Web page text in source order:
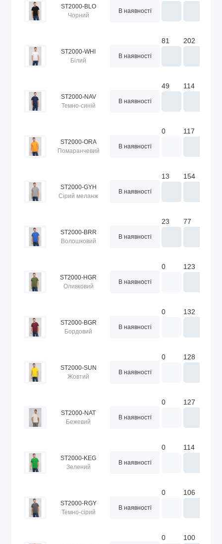
ST2000-BLO
Чорний
В наявності
ST2000-WHI
Білий
В наявності
81 202
ST2000-NAV
Темно-синій
В наявності
49 114
ST2000-ORA
Помаранчевий
В наявності
0 117
ST2000-GYH
Сірий меланж
В наявності
13 154
ST2000-BRR
Волошковий
В наявності
23 77
ST2000-HGR
Оливковий
В наявності
0 123
ST2000-BGR
Бордовий
В наявності
0 132
ST2000-SUN
Жовтий
В наявності
0 128
ST2000-NAT
Бежевий
В наявності
0 127
ST2000-KEG
Зелений
В наявності
0 114
ST2000-RGY
Темно-сірий
В наявності
0 106
0 100